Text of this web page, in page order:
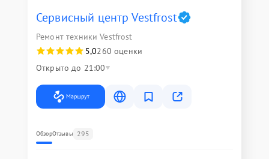
Сервисный центр Vestfrost
Ремонт техники Vestfrost
5,0260 оценки
Открыто до 21:00
Маршрут
ОбзорОтзывы 295